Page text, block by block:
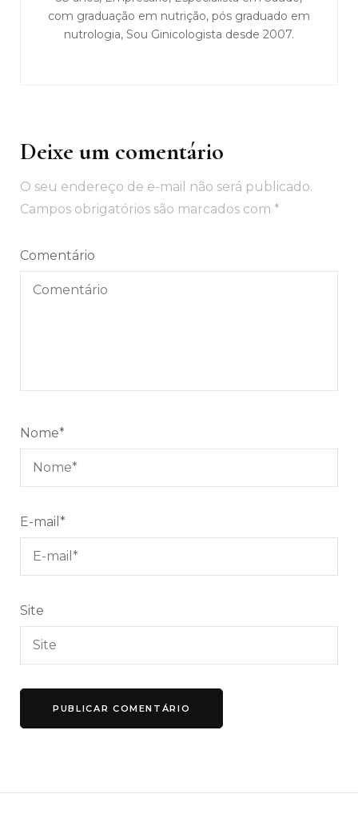
com graduação em nutrição, pós graduado em
nutrologia, Sou Ginicologista desde 2007.
Deixe um comentário
O seu endereço de e-mail não será publicado.
Campos obrigatórios são marcados com *
Comentário
Nome*
E-mail *
Site